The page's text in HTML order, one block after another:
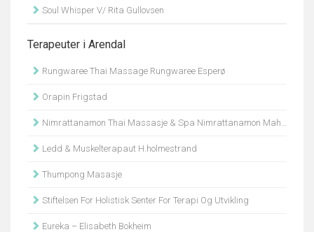
Soul Whisper V/ Rita Gullovsen
Terapeuter i Arendal
Rungwaree Thai Massage Rungwaree Esperø
Orapin Frigstad
Nimrattanamon Thai Massasje & Spa Nimrattanamon Mahanithinee
Ledd & Muskelterapaut H.holmestrand
Thumpong Masasje
Stiftelsen For Holistisk Senter For Terapi Og Utvikling
Eureka – Elisabeth Bokheim